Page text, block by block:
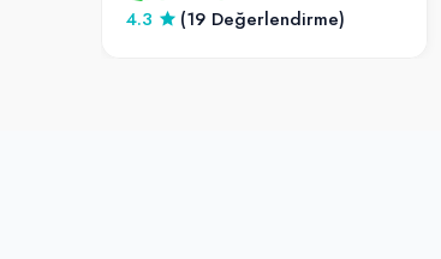
4.3
(19 Değerlendirme)